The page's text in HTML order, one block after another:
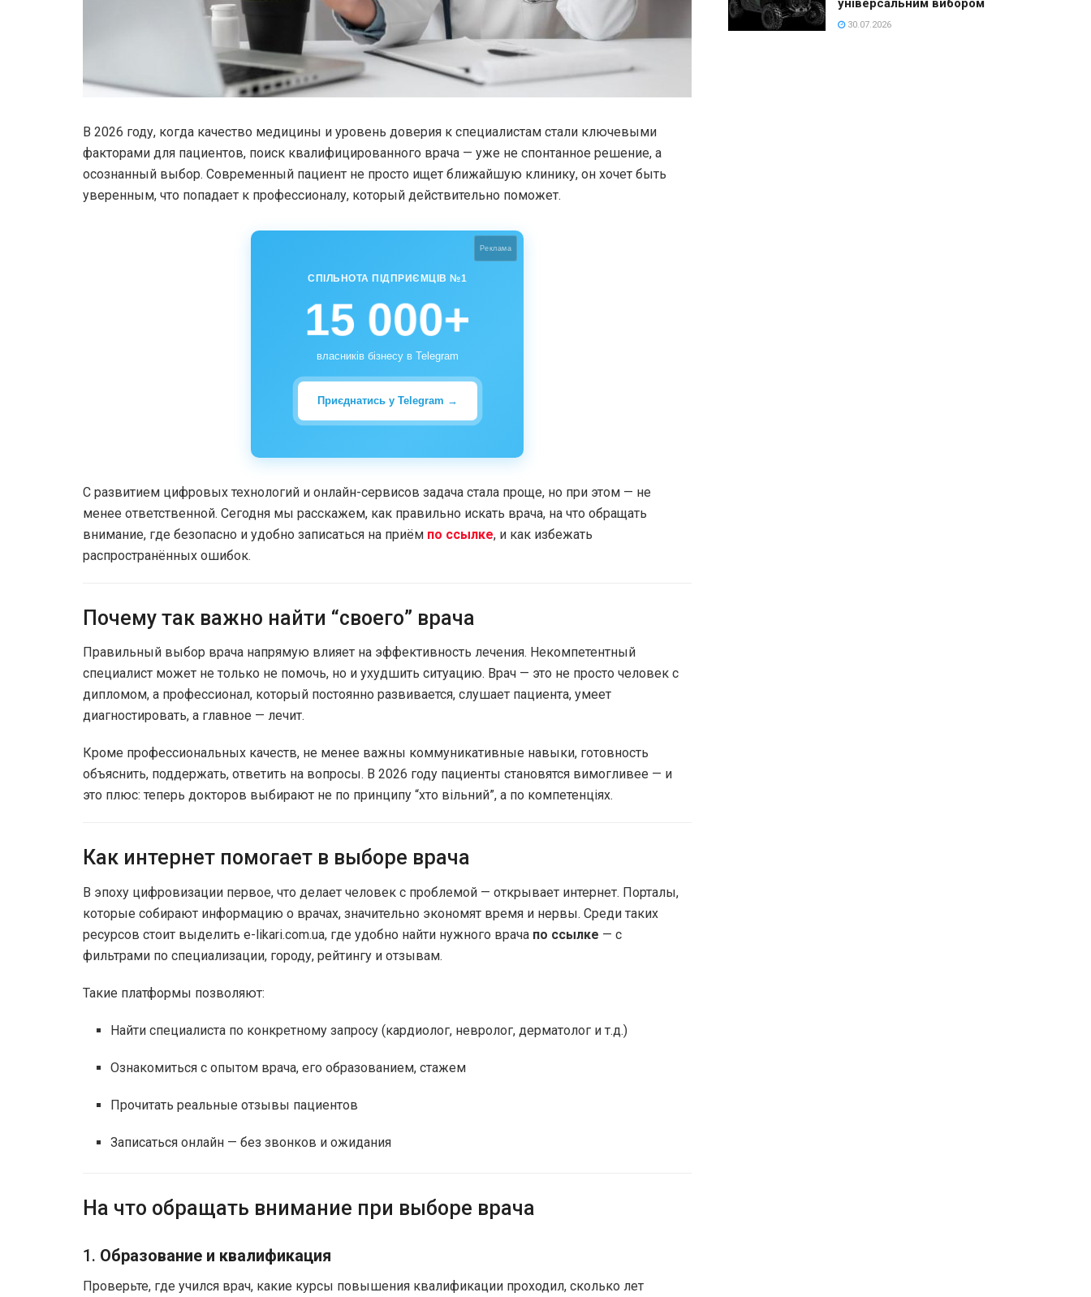
В 2026 году, когда качество медицины и уровень доверия к специалистам стали ключевыми
факторами для пациентов, поиск квалифицированного врача — уже не спонтанное решение, а
осознанный выбор. Современный пациент не просто ищет ближайшую клинику, он хочет быть
уверенным, что попадает к профессионалу, который действительно поможет.
Реклама
СПІЛЬНОТА ПІДПРИЄМЦІВ №1
15 000+
власників бізнесу в Telegram
Приєднатись у Telegram →
С развитием цифровых технологий и онлайн-сервисов задача стала проще, но при этом — не
менее ответственной. Сегодня мы расскажем, как правильно искать врача, на что обращать
внимание, где безопасно и удобно записаться на приём по ссылке, и как избежать
распространённых ошибок.
Почему так важно найти “своего” врача
Правильный выбор врача напрямую влияет на эффективность лечения. Некомпетентный
специалист может не только не помочь, но и ухудшить ситуацию. Врач — это не просто человек с
дипломом, а профессионал, который постоянно развивается, слушает пациента, умеет
диагностировать, а главное — лечит.
Кроме профессиональных качеств, не менее важны коммуникативные навыки, готовность
объяснить, поддержать, ответить на вопросы. В 2026 году пациенты становятся вимогливее — и
это плюс: теперь докторов выбирают не по принципу “хто вільний”, а по компетенціях.
Как интернет помогает в выборе врача
В эпоху цифровизации первое, что делает человек с проблемой — открывает интернет. Порталы,
которые собирают информацию о врачах, значительно экономят время и нервы. Среди таких
ресурсов стоит выделить e-likari.com.ua, где удобно найти нужного врача по ссылке — с
фильтрами по специализации, городу, рейтингу и отзывам.
Такие платформы позволяют:
Найти специалиста по конкретному запросу (кардиолог, невролог, дерматолог и т.д.)
Ознакомиться с опытом врача, его образованием, стажем
Прочитать реальные отзывы пациентов
Записаться онлайн — без звонков и ожидания
На что обращать внимание при выборе врача
1. Образование и квалификация
Проверьте, где учился врач, какие курсы повышения квалификации проходил, сколько лет
універсальним вибором
30.07.2026